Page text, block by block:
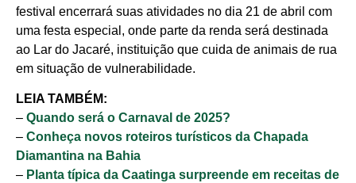
festival encerrará suas atividades no dia 21 de abril com
uma festa especial, onde parte da renda será destinada
ao Lar do Jacaré, instituição que cuida de animais de rua
em situação de vulnerabilidade.
LEIA TAMBÉM:
– Quando será o Carnaval de 2025?
– Conheça novos roteiros turísticos da Chapada
Diamantina na Bahia
– Planta típica da Caatinga surpreende em receitas de